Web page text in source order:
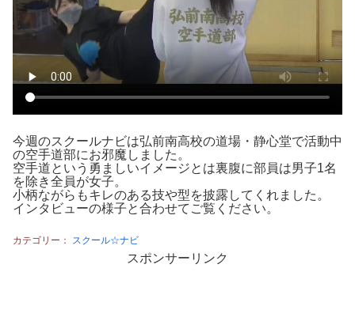
今週のスクールナビは弘前南高校の道場・静心堂で活動中
の空手道部にお邪魔しました。
空手道という勇ましいイメージとは裏腹に部員は男子1名
を除き全員が女子。
小柄ながらもキレのある技や型を披露してくれました。
インタビューの様子と合わせてご覧ください。
カテゴリー： スクール☆ナビ
スポンサーリンク